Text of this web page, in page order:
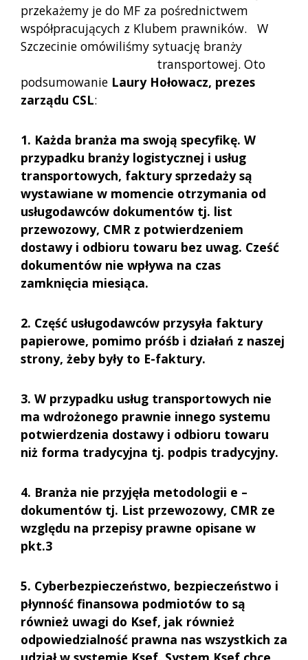
przekażemy je do MF za pośrednictwem
współpracujących z Klubem prawników. W
Szczecinie omówiliśmy sytuację branży
transportowej. Oto
podsumowanie Laury Hołowacz, prezes
zarządu CSL:
1. Każda branża ma swoją specyfikę. W
przypadku branży logistycznej i usług
transportowych, faktury sprzedaży są
wystawiane w momencie otrzymania od
usługodawców dokumentów tj. list
przewozowy, CMR z potwierdzeniem
dostawy i odbioru towaru bez uwag. Cześć
dokumentów nie wpływa na czas
zamknięcia miesiąca.
2. Część usługodawców przysyła faktury
papierowe, pomimo próśb i działań z naszej
strony, żeby były to E-faktury.
3. W przypadku usług transportowych nie
ma wdrożonego prawnie innego systemu
potwierdzenia dostawy i odbioru towaru
niż forma tradycyjna tj. podpis tradycyjny.
4. Branża nie przyjęła metodologii e –
dokumentów tj. List przewozowy, CMR ze
względu na przepisy prawne opisane w
pkt.3
5. Cyberbezpieczeństwo, bezpieczeństwo i
płynność finansowa podmiotów to są
również uwagi do Ksef, jak również
odpowiedzialność prawna nas wszystkich za